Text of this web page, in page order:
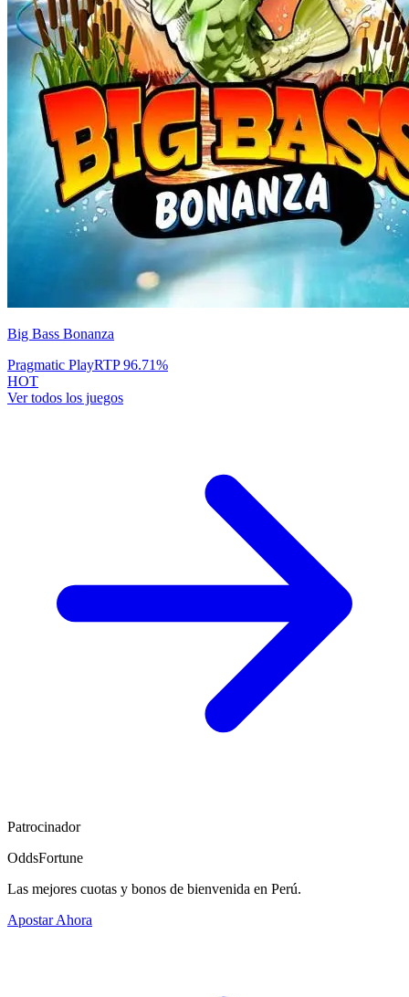
Big Bass Bonanza
Pragmatic PlayRTP96.71%
HOT
Ver todos los juegos
Patrocinador
OddsFortune
Las mejores cuotas y bonos de bienvenida en Perú.
Apostar Ahora